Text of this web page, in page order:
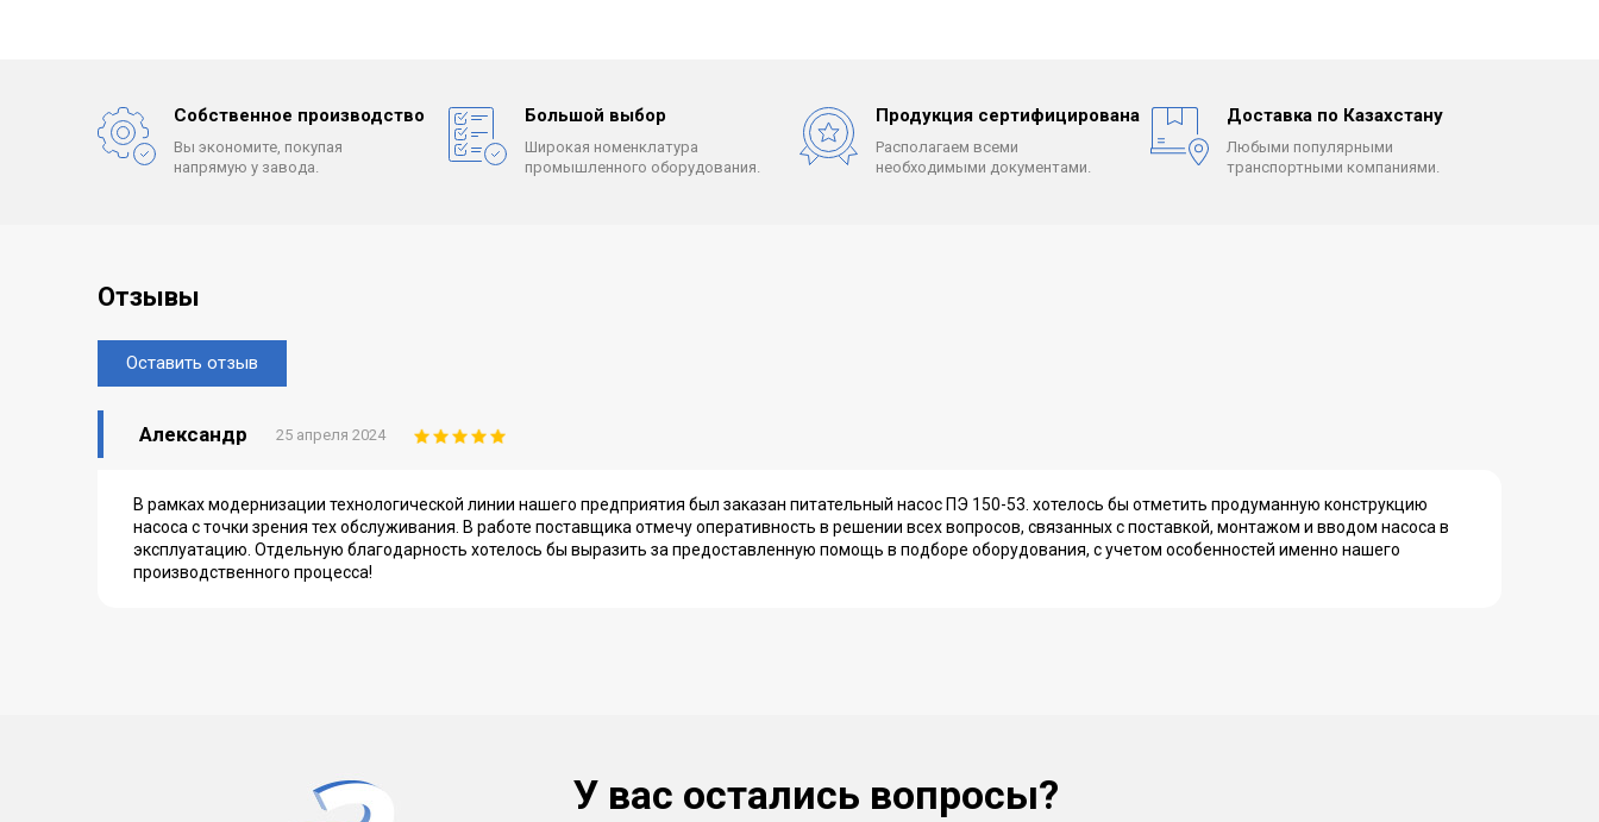
Собственное производство
Вы экономите, покупая
напрямую у завода.
Большой выбор
Широкая номенклатура
промышленного оборудования.
Продукция сертифицирована
Располагаем всеми
необходимыми документами.
Доставка по Казахстану
Любыми популярными
транспортными компаниями.
Отзывы
Оставить отзыв
Александр 25 апреля 2024
В рамках модернизации технологической линии нашего предприятия был заказан питательный насос ПЭ 150-53. хотелось бы отметить продуманную конструкцию
насоса с точки зрения тех обслуживания. В работе поставщика отмечу оперативность в решении всех вопросов, связанных с поставкой, монтажом и вводом насоса в
эксплуатацию. Отдельную благодарность хотелось бы выразить за предоставленную помощь в подборе оборудования, с учетом особенностей именно нашего
производственного процесса!
У вас остались вопросы?